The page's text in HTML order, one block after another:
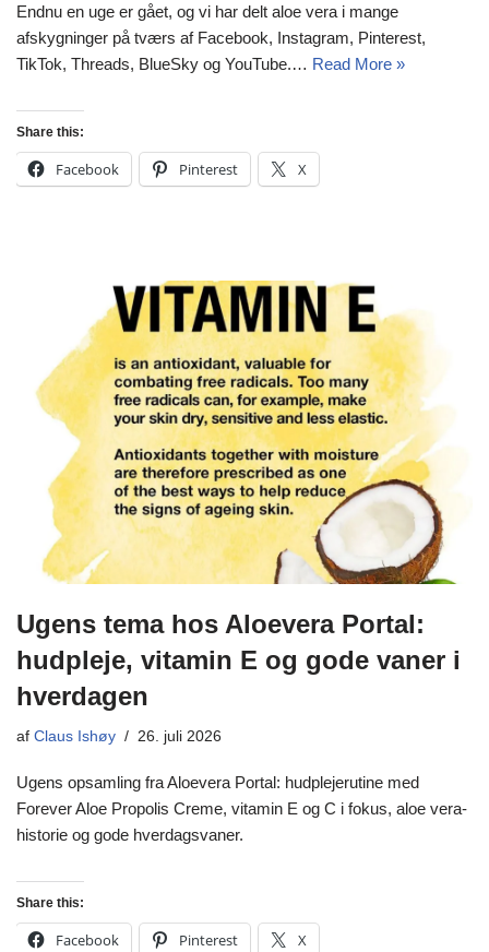
Endnu en uge er gået, og vi har delt aloe vera i mange
afskygninger på tværs af Facebook, Instagram, Pinterest,
TikTok, Threads, BlueSky og YouTube.… Read More »
Share this:
Facebook Pinterest X
Ugens tema hos Aloevera Portal:
hudpleje, vitamin E og gode vaner i
hverdagen
af Claus Ishøy 26. juli 2026
Ugens opsamling fra Aloevera Portal: hudplejerutine med
Forever Aloe Propolis Creme, vitamin E og C i fokus, aloe vera-
historie og gode hverdagsvaner.
Share this:
Facebook Pinterest X